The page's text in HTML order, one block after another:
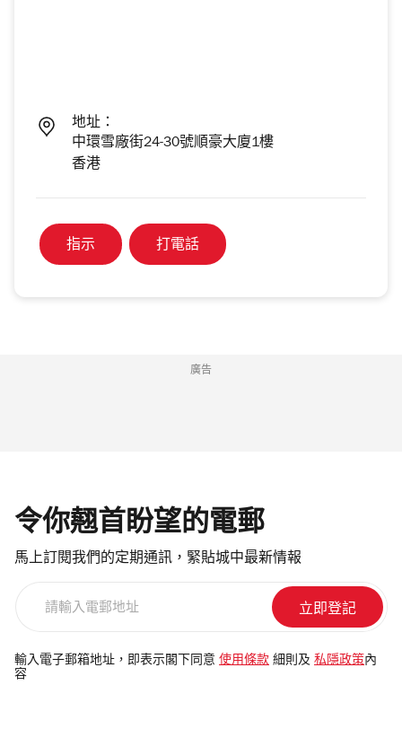
地址：
中環雪廠街24-30號順豪大廈1樓
香港
指示 打電話
廣告
令你翹首盼望的電郵
馬上訂閱我們的定期通訊，緊貼城中最新情報
電
郵
輸入電子郵箱地址，即表示閣下同意 使用條款 細則及 私隱政策 內
容